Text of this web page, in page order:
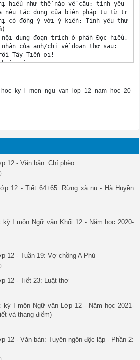
nội dung đoạn trích ở phần Đọc hiểu,
nhận của anh/chị về đoạn thơ sau:
vơi
đêm hơi
thăm thẳm
ngửi trời
xa khơi
đời!
gầm thét
trêu người
nếp xôi.”
Quang Dũng – SGK Ngữ
12 - Văn bản: Chí phèo
12 - Tiết 64+65: Rừng xà nu - Hà Huyền
I môn Ngữ văn Khối 12 - Năm học 2020-
12 - Tuần 19: Vợ chồng A Phủ
12 - Tiết 23: Luật thơ
kỳ I môn Ngữ văn Lớp 12 - Năm học 2021-
và thang điểm)
12 - Văn bản: Tuyên ngôn độc lập - Phần 2: